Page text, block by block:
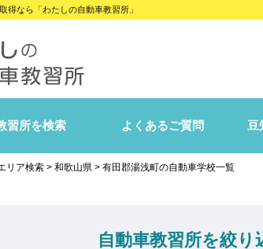
得なら「わたしの自動車教習所」
習所を検索 よくあるご質問 豆
リア検索 > 和歌山県 > 有田郡湯浅町の自動車学校一覧
自動車教習所を絞り